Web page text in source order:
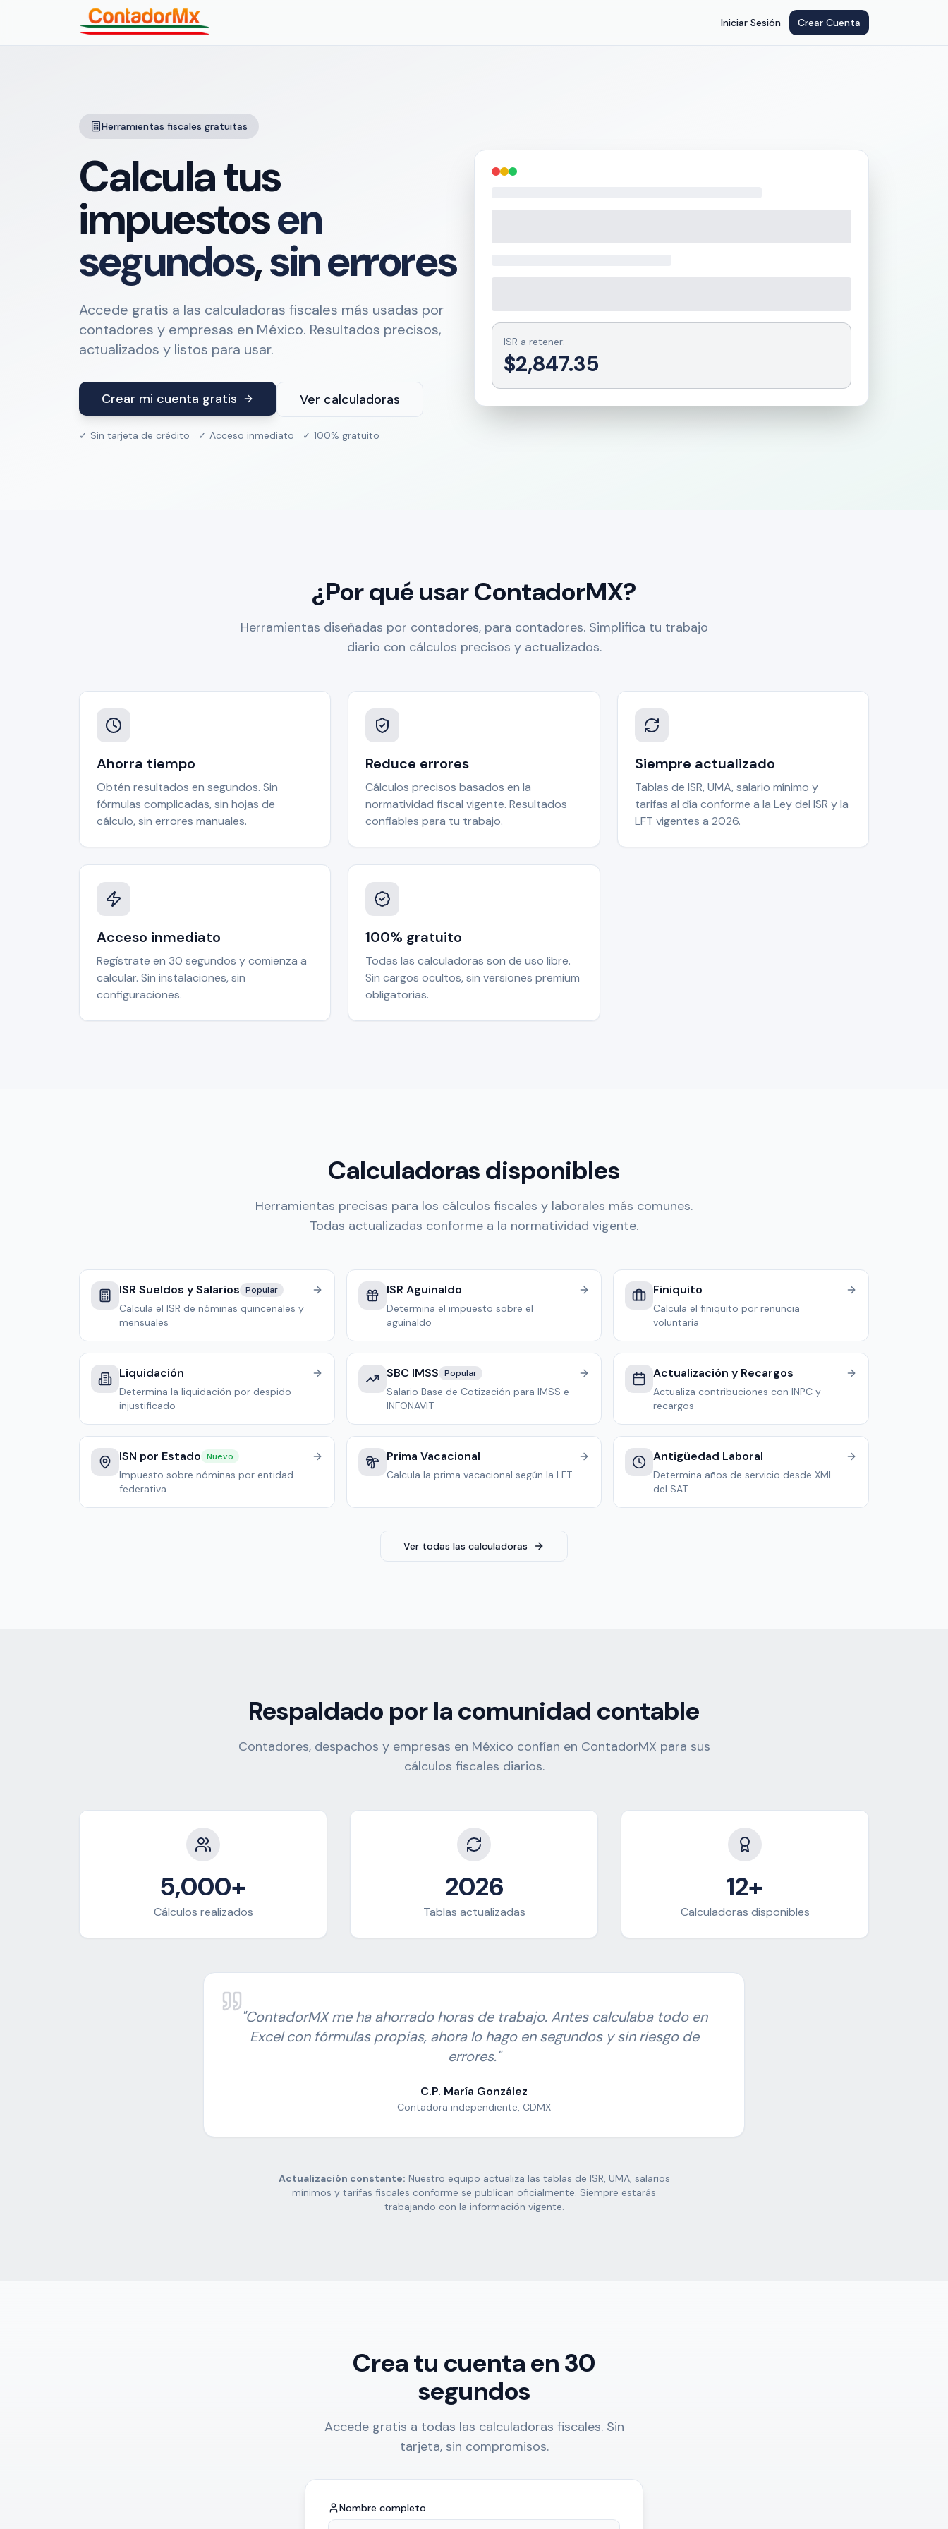
Iniciar Sesión Crear Cuenta
Herramientas fiscales gratuitas
Calcula tus
impuestosen
segundos,sin errores
Accede gratis a las calculadoras fiscales más usadas por
contadores y empresas en México. Resultados precisos,
actualizados y listos para usar.
Crear mi cuenta gratis Ver calculadoras
✓ Sin tarjeta de crédito ✓ Acceso inmediato ✓ 100% gratuito
ISR a retener:
$2,847.35
¿Por qué usar ContadorMX?
Herramientas diseñadas por contadores, para contadores. Simplifica tu trabajo
diario con cálculos precisos y actualizados.
Ahorra tiempo
Obtén resultados en segundos. Sin
fórmulas complicadas, sin hojas de
cálculo, sin errores manuales.
Reduce errores
Cálculos precisos basados en la
normatividad fiscal vigente. Resultados
confiables para tu trabajo.
Siempre actualizado
Tablas de ISR, UMA, salario mínimo y
tarifas al día conforme a la Ley del ISR y la
LFT vigentes a 2026.
Acceso inmediato
Regístrate en 30 segundos y comienza a
calcular. Sin instalaciones, sin
configuraciones.
100% gratuito
Todas las calculadoras son de uso libre.
Sin cargos ocultos, sin versiones premium
obligatorias.
Calculadoras disponibles
Herramientas precisas para los cálculos fiscales y laborales más comunes.
Todas actualizadas conforme a la normatividad vigente.
ISR Sueldos y Salarios Popular
Calcula el ISR de nóminas quincenales y
mensuales
ISR Aguinaldo
Determina el impuesto sobre el
aguinaldo
Finiquito
Calcula el finiquito por renuncia
voluntaria
Liquidación
Determina la liquidación por despido
injustificado
SBC IMSS Popular
Salario Base de Cotización para IMSS e
INFONAVIT
Actualización y Recargos
Actualiza contribuciones con INPC y
recargos
ISN por Estado Nuevo
Impuesto sobre nóminas por entidad
federativa
Prima Vacacional
Calcula la prima vacacional según la LFT
Antigüedad Laboral
Determina años de servicio desde XML
del SAT
Ver todas las calculadoras
Respaldado por la comunidad contable
Contadores, despachos y empresas en México confían en ContadorMX para sus
cálculos fiscales diarios.
5,000+
Cálculos realizados
2026
Tablas actualizadas
12+
Calculadoras disponibles
"ContadorMX me ha ahorrado horas de trabajo. Antes calculaba todo en
Excel con fórmulas propias, ahora lo hago en segundos y sin riesgo de
errores."
C.P. María González
Contadora independiente, CDMX
Actualización constante: Nuestro equipo actualiza las tablas de ISR, UMA, salarios
mínimos y tarifas fiscales conforme se publican oficialmente. Siempre estarás
trabajando con la información vigente.
Crea tu cuenta en 30
segundos
Accede gratis a todas las calculadoras fiscales. Sin
tarjeta, sin compromisos.
Nombre completo